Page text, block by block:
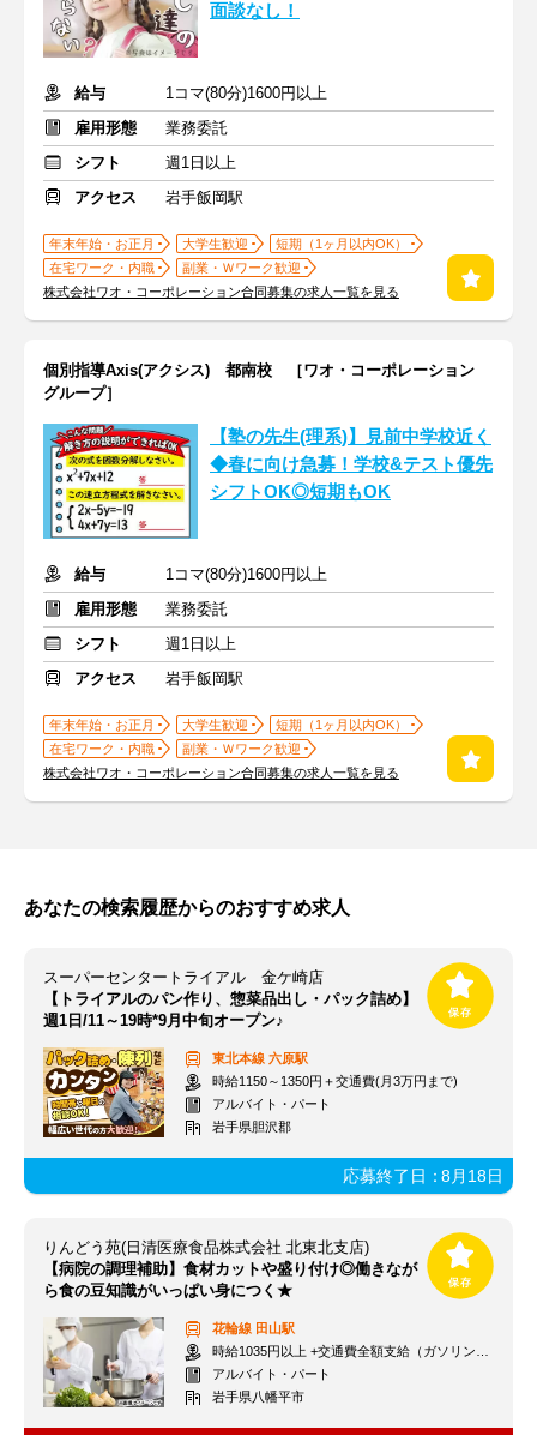
面談なし！
給与
1コマ(80分)1600円以上
雇用形態
業務委託
シフト
週1日以上
アクセス
岩手飯岡駅
年末年始・お正月 大学生歓迎
短期（1ヶ月以内OK）
在宅ワーク・内職
副業・Ｗワーク歓迎
株式会社ワオ・コーポレーション合同募集の求人一覧を見る
個別指導Axis(アクシス) 都南校 ［ワオ・コーポレーション
グループ］
【塾の先生(理系)】見前中学校近く
◆春に向け急募！学校&テスト優先
シフトOK◎短期もOK
給与
1コマ(80分)1600円以上
雇用形態
業務委託
シフト
週1日以上
アクセス
岩手飯岡駅
年末年始・お正月 大学生歓迎
短期（1ヶ月以内OK）
在宅ワーク・内職
副業・Ｗワーク歓迎
株式会社ワオ・コーポレーション合同募集の求人一覧を見る
あなたの検索履歴からのおすすめ求人
スーパーセンタートライアル 金ケ崎店
【トライアルのパン作り、惣菜品出し・パック詰め】
週1日/11～19時*9月中旬オープン♪
東北本線 六原駅
時給1150～1350円＋交通費(月3万円まで)
アルバイト・パート
岩手県胆沢郡
応募終了日：8月18日
りんどう苑(日清医療食品株式会社 北東北支店)
【病院の調理補助】食材カットや盛り付け◎働きなが
ら食の豆知識がいっぱい身につく★
花輪線 田山駅
時給1035円以上 +交通費全額支給（ガソリン代も支給）
アルバイト・パート
岩手県八幡平市